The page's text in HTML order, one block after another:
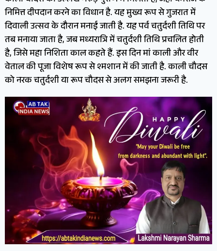
निमित्त दीपदान करने का विधान है. यह मुख्य रूप से गुजरात में
दिवाली उत्सव के दौरान मनाई जाती है. यह पर्व चतुर्दशी तिथि पर
तब मनाया जाता है, जब मध्यरात्रि में चतुर्दशी तिथि प्रचलित होती
है, जिसे महा निशिता काल कहते हैं. इस दिन मां काली और वीर
वेताल की पूजा विशेष रूप से श्मशान में की जाती है. काली चौदस
को नरक चतुर्दशी या रूप चौदस से अलग समझना जरूरी है.